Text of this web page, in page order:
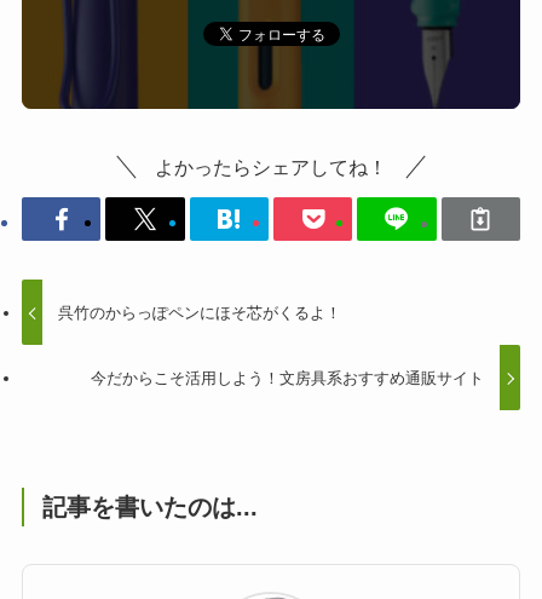
よかったらシェアしてね！
呉竹のからっぽペンにほそ芯がくるよ！
今だからこそ活用しよう！文房具系おすすめ通販サイト
記事を書いたのは...